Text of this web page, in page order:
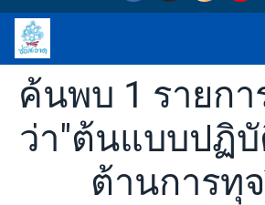
ค้นพบ 1 รายกา
ว่า"ต้นแบบปฏิ
ต้านการทุ